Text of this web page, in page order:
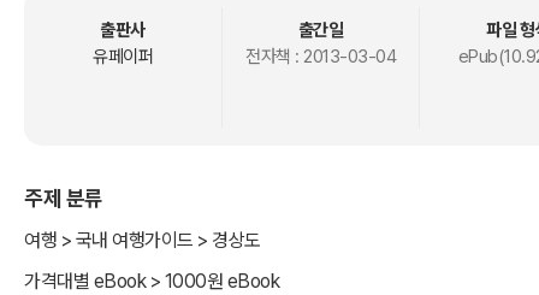
출판사
유페이퍼
출간일
전자책 : 2013-03-04
파일 형
주제 분류
여행 > 국내 여행가이드 > 경상도
가격대별 eBook > 1000원 eBook